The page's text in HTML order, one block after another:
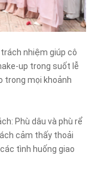
nhiệm giúp cô
up trong suốt lễ
trong mọi khoảnh
Phù dâu và phù rể
cảm thấy thoải
tình huống giao